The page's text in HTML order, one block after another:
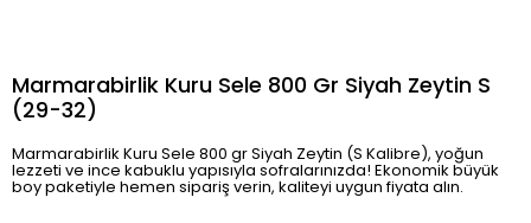
Marmarabirlik Kuru Sele 800 Gr Siyah Zeytin S
(29-32)
Marmarabirlik Kuru Sele 800 gr Siyah Zeytin (S Kalibre), yoğun
lezzeti ve ince kabuklu yapısıyla sofralarınızda! Ekonomik büyük
boy paketiyle hemen sipariş verin, kaliteyi uygun fiyata alın.